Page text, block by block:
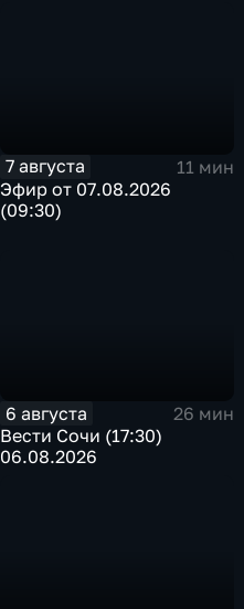
7 августа
11 мин
Эфир от 07.08.2026
(09:30)
6 августа
26 мин
Вести Сочи (17:30)
06.08.2026